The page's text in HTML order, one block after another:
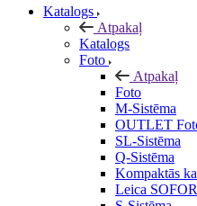
Katalogs
Atpakaļ
Katalogs
Foto
Atpakaļ
Foto
M-Sistēma
OUTLET
SL-Sistēma
Q-Sistēma
Kompaktās
Leica